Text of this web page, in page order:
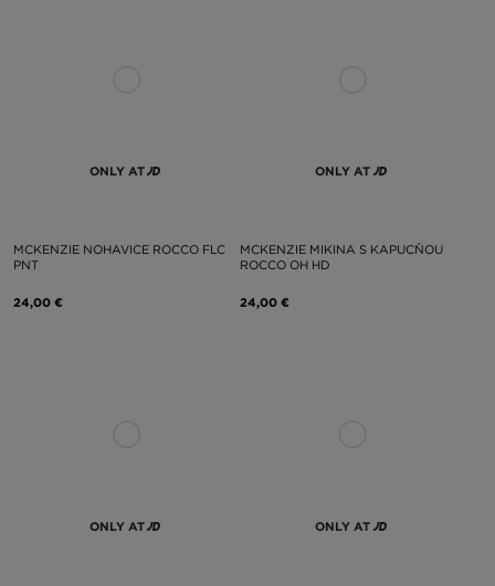
ONLY AT
MCKENZIE NOHAVICE ROCCO FLC
PNT
24,00 €
ONLY AT
MCKENZIE MIKINA S KAPUCŇOU
ROCCO OH HD
24,00 €
ONLY AT ONLY AT